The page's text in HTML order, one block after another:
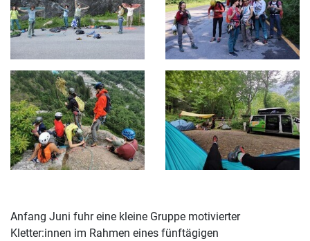
Anfang Juni fuhr eine kleine Gruppe motivierter
Kletter:innen im Rahmen eines fünftägigen